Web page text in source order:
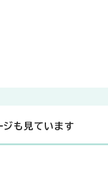
ジも見ています